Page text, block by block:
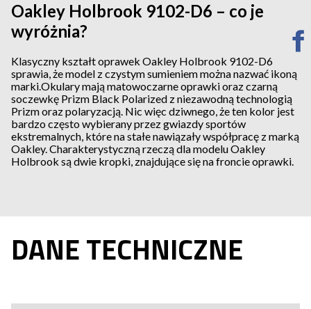
Oakley Holbrook 9102-D6 – co je
wyróżnia?
Klasyczny kształt oprawek Oakley Holbrook 9102-D6
sprawia, że model z czystym sumieniem można nazwać ikoną
marki.Okulary mają matowoczarne oprawki oraz czarną
soczewkę Prizm Black Polarized z niezawodną technologią
Prizm oraz polaryzacją. Nic więc dziwnego, że ten kolor jest
bardzo często wybierany przez gwiazdy sportów
ekstremalnych, które na stałe nawiązały współpracę z marką
Oakley. Charakterystyczną rzeczą dla modelu Oakley
Holbrook są dwie kropki, znajdujące się na froncie oprawki.
DANE TECHNICZNE